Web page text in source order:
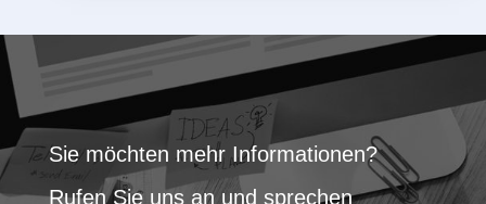
Sie möchten mehr Informationen?
Rufen Sie uns an und sprechen